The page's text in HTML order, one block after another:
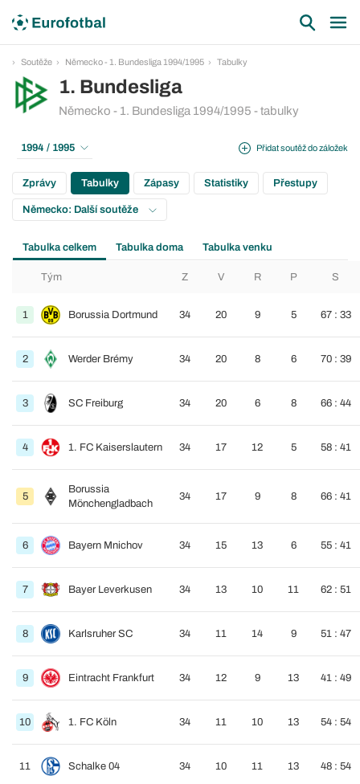
Soutěže Německo - 1. Bundesliga 1994/1995 Tabulky
1. Bundesliga
Německo - 1. Bundesliga 1994/1995 - tabulky
Přidat soutěž do záložek
1994 / 1995
Zprávy Tabulky Zápasy Statistiky Přestupy
Německo: Další soutěže
Tabulka celkem Tabulka doma Tabulka venku
Tým Z V R P S
1 Borussia Dortmund 34 20 9 5 67 : 33
2 Werder Brémy 34 20 8 6 70 : 39
3 SC Freiburg 34 20 6 8 66 : 44
4 1. FC Kaiserslautern 34 17 12 5 58 : 41
5
Borussia
Mönchengladbach
34 17 9 8 66 : 41
6 Bayern Mnichov 34 15 13 6 55 : 41
7 Bayer Leverkusen 34 13 10 11 62 : 51
8 Karlsruher SC 34 11 14 9 51 : 47
9 Eintracht Frankfurt 34 12 9 13 41 : 49
10 1. FC Köln 34 11 10 13 54 : 54
11 Schalke 04 34 10 11 13 48 : 54